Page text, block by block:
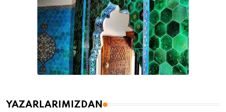
YAZARLARIMIZDAN